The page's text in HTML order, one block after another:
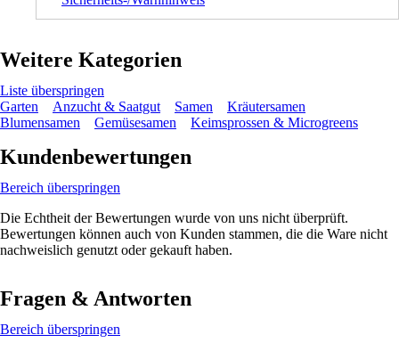
Weitere Kategorien
Liste überspringen
Garten
Anzucht & Saatgut Samen
Kräutersamen
Blumensamen
Gemüsesamen Keimsprossen & Microgreens
Kundenbewertungen
Bereich überspringen
Die Echtheit der Bewertungen wurde von uns nicht überprüft.
Bewertungen können auch von Kunden stammen, die die Ware nicht
nachweislich genutzt oder gekauft haben.
Fragen & Antworten
Bereich überspringen